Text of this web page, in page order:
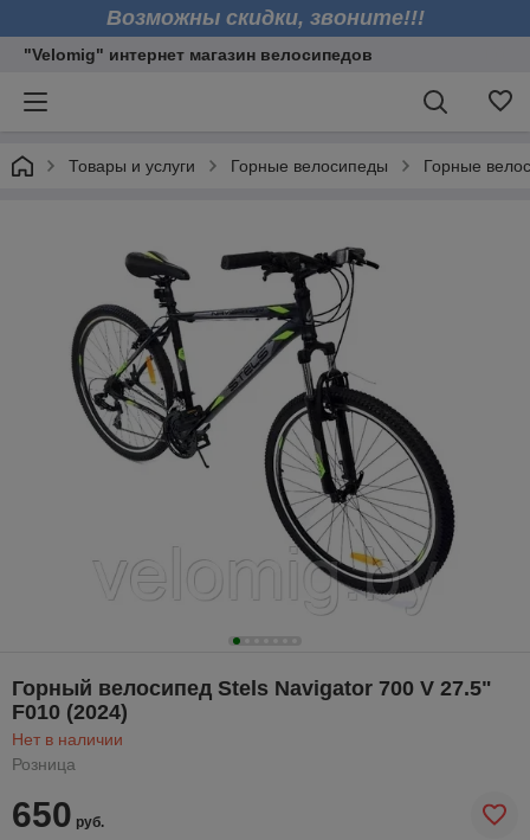
Возможны скидки, звоните!!!
"Velomig" интернет магазин велосипедов
Товары и услуги Горные велосипеды Горные
Горный велосипед Stels Navigator 700 V 27.5"
F010 (2024)
Нет в наличии
Розница
650 руб.